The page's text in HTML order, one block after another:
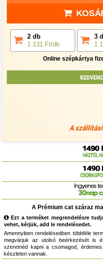
2 db
1 131 Ft/db
3
1
Online szépkártya
A
A Prémium cat száraz
Ezt a terméket megrendelésre
vehet, kérjük, add le rendelésedet.
Amennyiben rendelésedben többféle
megvárjuk az utolsó beérkezését is
szeretnéd kapni a csomagod,
készleten vannak.